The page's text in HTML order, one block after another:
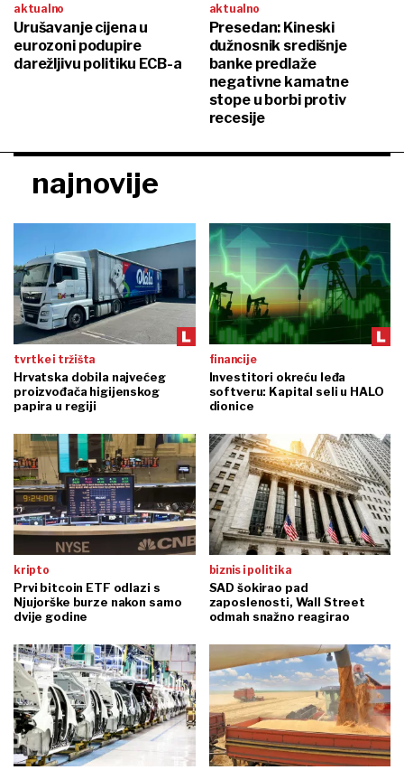
aktualno
Urušavanje cijena u
eurozoni podupire
darežljivu politiku ECB-a
aktualno
Presedan: Kineski
dužnosnik središnje
banke predlaže
negativne kamatne
stope u borbi protiv
recesije
najnovije
tvrtke i tržišta
Hrvatska dobila najvećeg
proizvođača higijenskog
papira u regiji
financije
Investitori okreću leđa
softveru: Kapital seli u HALO
dionice
kripto
Prvi bitcoin ETF odlazi s
Njujorške burze nakon samo
dvije godine
biznis i politika
SAD šokirao pad
zaposlenosti, Wall Street
odmah snažno reagirao